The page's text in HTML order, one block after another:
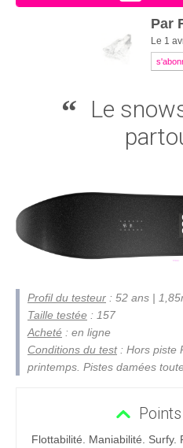
Par
Le 1
Le
Profil du testeur : 52 ans |
Taille testée : 157
Acheté : en ligne
Conditions du test: Hors piste
printemps. Pistes damées
Flottabilité. Maniabilité. Surfy.